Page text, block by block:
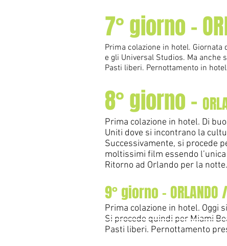
7° giorno -
Prima colazione in hotel.
e gli Universal Studios. Ma
Pasti liberi. Pernottamento in
8° giorno -
Prima colazione in hotel. Di
Uniti dove si incontrano la
Successivamente, si procede
moltissimi film essendo
Ritorno ad Orlando per la
9° giorno - ORLANDO /
Prima colazione in hotel. Oggi
Si procede quindi per Miami
Pasti liberi. Pernottamento